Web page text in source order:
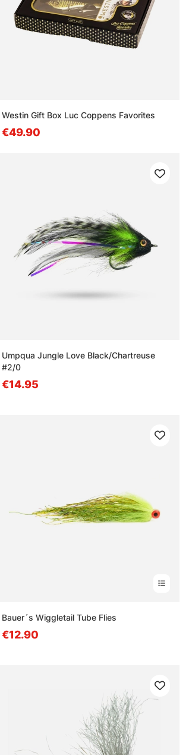
Westin Gift Box Luc Coppens Favorites
€49.90
Umpqua Jungle Love Black/Chartreuse
#2/0
€14.95
Bauer´s Wiggletail Tube Flies
€12.90